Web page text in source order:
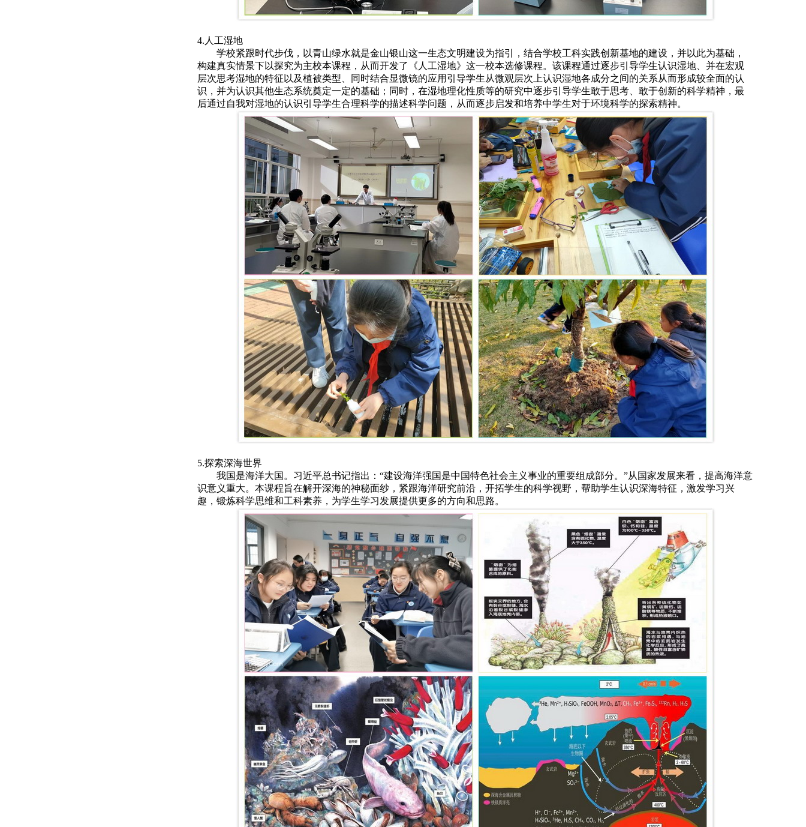
4.人工湿地
学校紧跟时代步伐，以青山绿水就是金山银山这一生态文明建设为指引，结合学校工科实践创新基地的建设，并以此为基础，
构建真实情景下以探究为主校本课程，从而开发了《人工湿地》这一校本选修课程。该课程通过逐步引导学生认识湿地、并在宏观
层次思考湿地的特征以及植被类型、同时结合显微镜的应用引导学生从微观层次上认识湿地各成分之间的关系从而形成较全面的认
识，并为认识其他生态系统奠定一定的基础；同时，在湿地理化性质等的研究中逐步引导学生敢于思考、敢于创新的科学精神，最
后通过自我对湿地的认识引导学生合理科学的描述科学问题，从而逐步启发和培养中学生对于环境科学的探索精神。
5.探索深海世界
我国是海洋大国。习近平总书记指出：“建设海洋强国是中国特色社会主义事业的重要组成部分。”从国家发展来看，提高海洋意
识意义重大。本课程旨在解开深海的神秘面纱，紧跟海洋研究前沿，开拓学生的科学视野，帮助学生认识深海特征，激发学习兴
趣，锻炼科学思维和工科素养，为学生学习发展提供更多的方向和思路。